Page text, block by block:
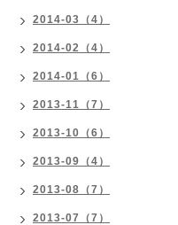
2014-03（4）
2014-02（4）
2014-01（6）
2013-11（7）
2013-10（6）
2013-09（4）
2013-08（7）
2013-07（7）